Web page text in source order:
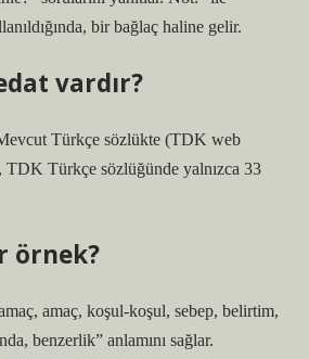
bir bağlaç haline gelir.
vardır?
Türkçe sözlükte (TDK web
TDK Türkçe sözlüğünde yalnızca 33
örnek?
amaç, koşul-koşul, sebep, belirtim,
benzerlik” anlamını sağlar.